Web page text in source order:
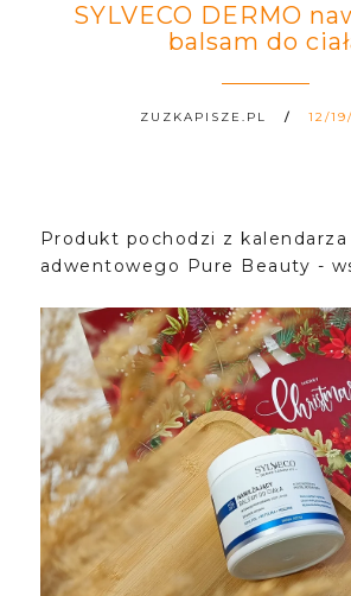
SYLVECO DERMO
balsam do
ZUZKAPISZE.PL 12/
Produkt pochodzi z kalendarza
adwentowego Pure Beauty -